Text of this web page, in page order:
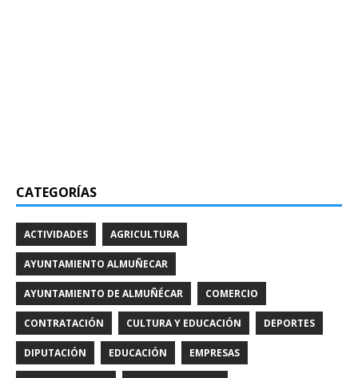
CATEGORÍAS
ACTIVIDADES AGRICULTURA
AYUNTAMIENTO ALMUÑECAR
AYUNTAMIENTO DE ALMUÑÉCAR COMERCIO
CONTRATACIÓN CULTURA Y EDUCACIÓN DEPORTES
DIPUTACIÓN EDUCACIÓN EMPRESAS